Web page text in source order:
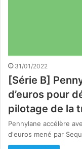
31/01/2022
[Série B]
d’euros pour
pilotage de la
Pennylane accélère
d'euros mené par